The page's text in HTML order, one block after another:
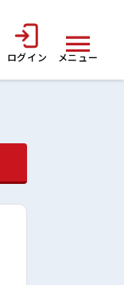
ログイン メニュー